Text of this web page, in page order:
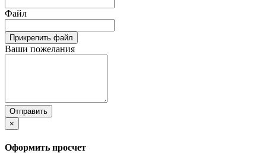
Файл
Прикрепить файл
Ваши пожелания
Отправить
×
Оформить просчет